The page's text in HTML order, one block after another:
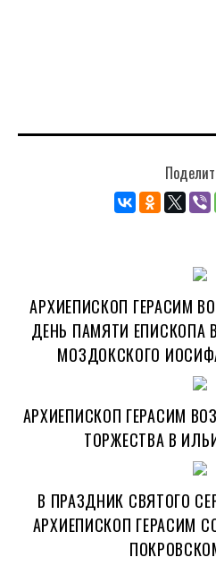
АРХИЕПИСКОП ГЕРАСИМ
ДЕНЬ ПАМЯТИ ЕПИСКОПА
МОЗДОКСКОГО
АРХИЕПИСКОП ГЕРАСИМ
ТОРЖЕСТВА В
В ПРАЗДНИК СВЯТОГО
АРХИЕПИСКОП ГЕРАСИМ